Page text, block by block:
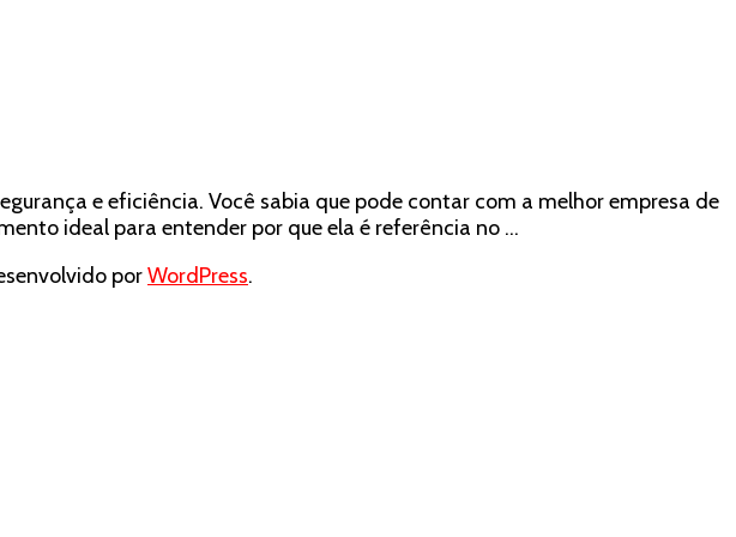
e eficiência. Você sabia que pode contar com a melhor empresa de
ideal para entender por que ela é referência no …
porWordPress.